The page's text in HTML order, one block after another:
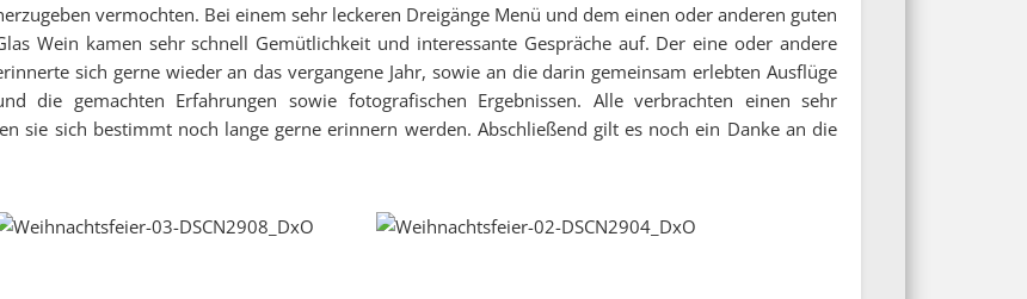
vermochten. Bei einem sehr leckeren Dreigänge Menü und dem einen oder anderen guten
Wein kamen sehr schnell Gemütlichkeit und interessante Gespräche auf. Der eine oder andere
sich gerne wieder an das vergangene Jahr, sowie an die darin gemeinsam erlebten Ausflüge
die gemachten Erfahrungen sowie fotografischen Ergebnissen. Alle verbrachten einen sehr
sie sich bestimmt noch lange gerne erinnern werden. Abschließend gilt es noch ein Danke an die